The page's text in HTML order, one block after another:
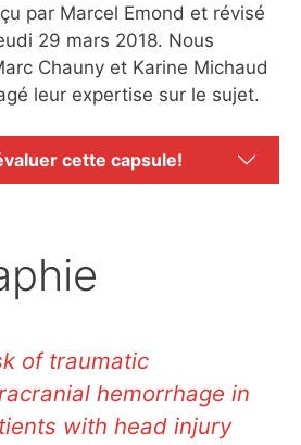
par Marcel Emond et révisé
29 mars 2018. Nous
Chauny et Karine Michaud
leur expertise sur le sujet.
cette capsule!
of traumatic
hemorrhage in
with head injury